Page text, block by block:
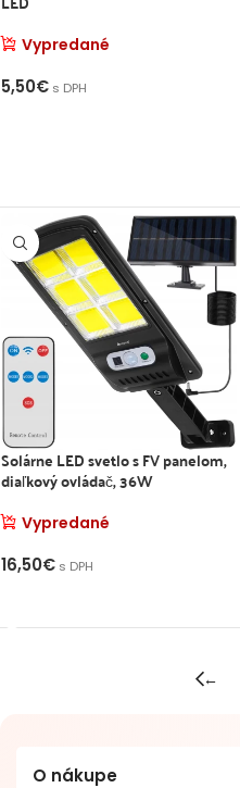
Vypredané
5,50€ s DPH
Solárne LED svetlo s FV panelom,
diaľkový ovládač, 36W
Vypredané
16,50€ s DPH
←
O nákupe